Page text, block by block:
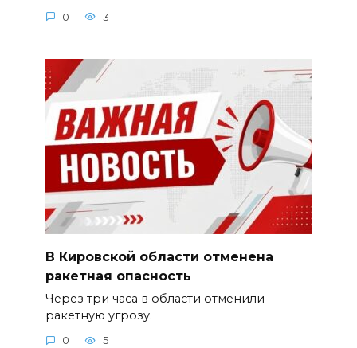
0 3
В Кировской области отменена
ракетная опасность
Через три часа в области отменили
ракетную угрозу.
0 5